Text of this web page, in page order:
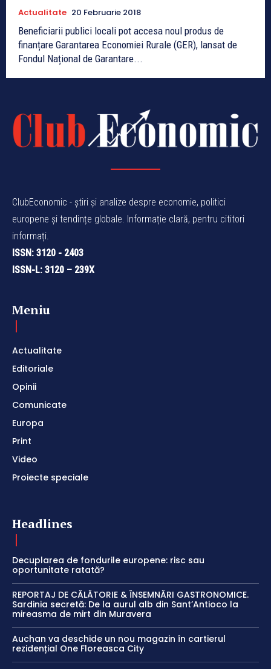
Actualitate 20 Februarie 2018
Beneficiarii publici locali pot accesa noul produs de
finanțare Garantarea Economiei Rurale (GER), lansat de
Fondul Național de Garantare...
ClubEconomic - știri și analize despre economie, politici
europene și tendințe globale. Informație clară, pentru cititori
informați.
ISSN: 3120 - 2403
ISSN-L: 3120 – 239X
Meniu
Actualitate
Editoriale
Opinii
Comunicate
Europa
Print
Video
Proiecte speciale
Headlines
Decuplarea de fondurile europene: risc sau
oportunitate ratată?
REPORTAJ DE CĂLĂTORIE & ÎNSEMNĂRI GASTRONOMICE.
Sardinia secretă: De la aurul alb din Sant’Antioco la
mireasma de mirt din Muravera
Auchan va deschide un nou magazin în cartierul
rezidențial One Floreasca City